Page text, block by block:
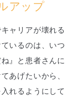
アップ
ャリアが壊れる
いるのは、いつ
』と患者さんに
あげたいから、
れるようにして